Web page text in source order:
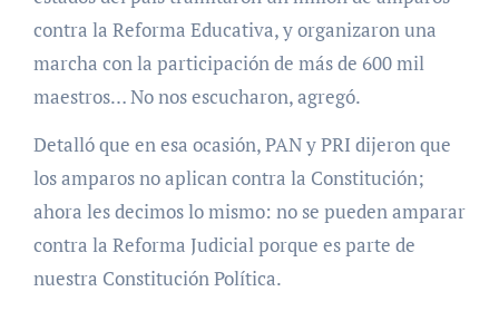
contra la Reforma Educativa, y organizaron una
marcha con la participación de más de 600 mil
maestros… No nos escucharon, agregó.
Detalló que en esa ocasión, PAN y PRI dijeron que
los amparos no aplican contra la Constitución;
ahora les decimos lo mismo: no se pueden amparar
contra la Reforma Judicial porque es parte de
nuestra Constitución Política.